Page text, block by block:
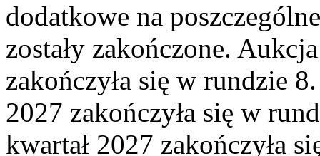
dodatkowe na
zostały zakończone.
zakończyła się w rundzie
2027 zakończyła się w
kwartał 2027 zakończyła